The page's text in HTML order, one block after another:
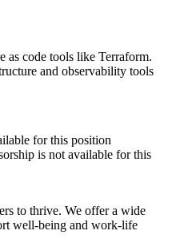
as code tools like Terraform.
and observability tools
for this position
is not available for this
to thrive. We offer a wide
well-being and work-life